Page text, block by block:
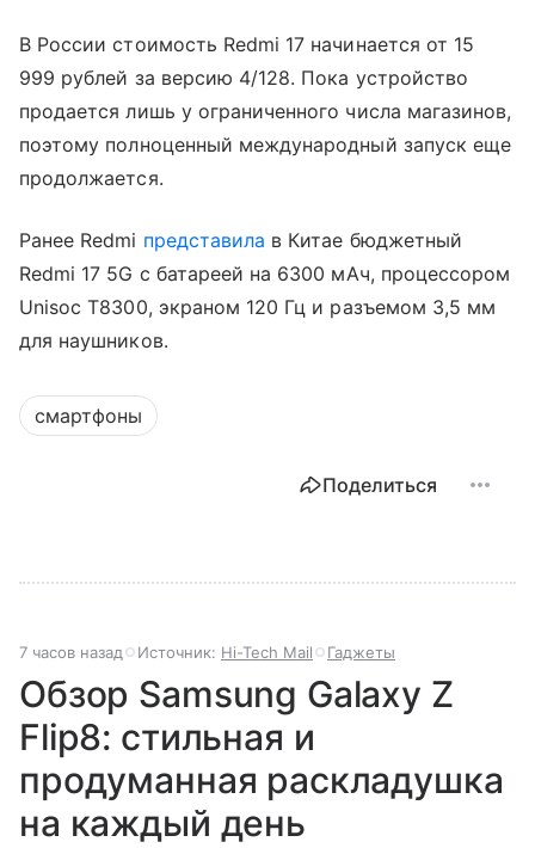
В России стоимость Redmi 17 начинается от 15
999 рублей за версию 4/128. Пока устройство
продается лишь у ограниченного числа магазинов,
поэтому полноценный международный запуск еще
продолжается.
Ранее Redmi представила в Китае бюджетный
Redmi 17 5G с батареей на 6300 мАч, процессором
Unisoc T8300, экраном 120 Гц и разъемом 3,5 мм
для наушников.
смартфоны
Поделиться
7 часов назад Источник: Hi-Tech Mail Гаджеты
Обзор Samsung Galaxy Z
Flip8: стильная и
продуманная раскладушка
на каждый день